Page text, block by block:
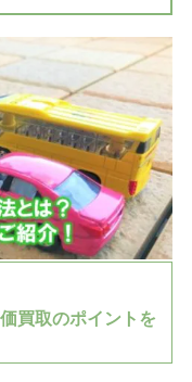
買取のポイントを